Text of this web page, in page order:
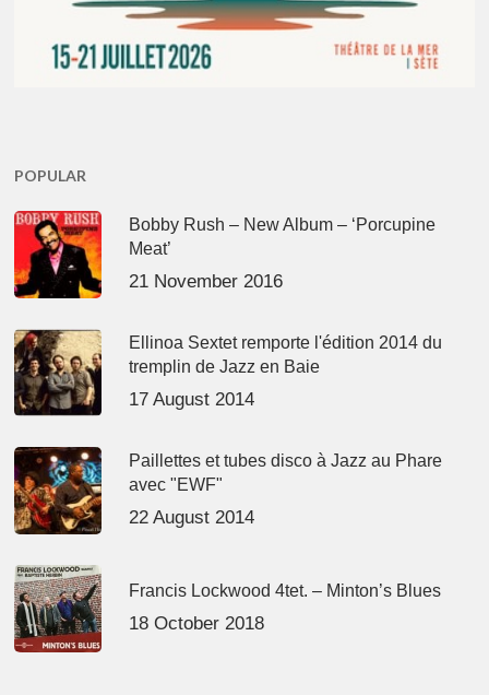
POPULAR
Bobby Rush – New Album – ‘Porcupine
Meat’
21 November 2016
Ellinoa Sextet remporte l'édition 2014 du
tremplin de Jazz en Baie
17 August 2014
Paillettes et tubes disco à Jazz au Phare
avec "EWF"
22 August 2014
Francis Lockwood 4tet. – Minton’s Blues
18 October 2018